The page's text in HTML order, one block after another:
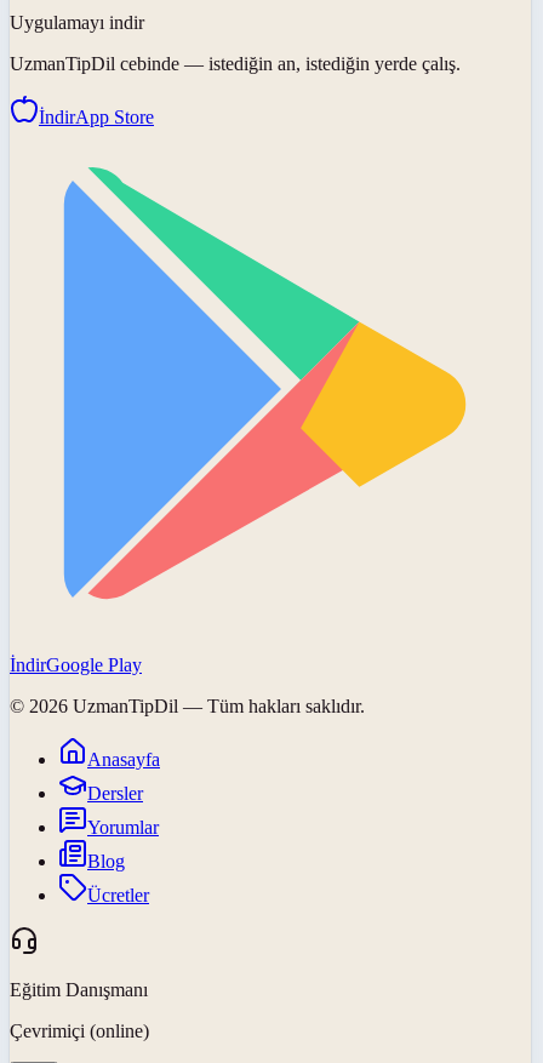
Uygulamayı indir
UzmanTipDil cebinde — istediğin an, istediğin yerde çalış.
İndirApp Store
İndirGoogle Play
© 2026 UzmanTipDil — Tüm hakları saklıdır.
Anasayfa
Dersler
Yorumlar
Blog
Ücretler
Eğitim Danışmanı
Çevrimiçi (online)